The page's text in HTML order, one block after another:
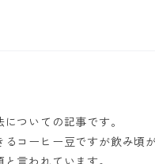
ついての記事です。
コーヒー豆ですが飲み頃が